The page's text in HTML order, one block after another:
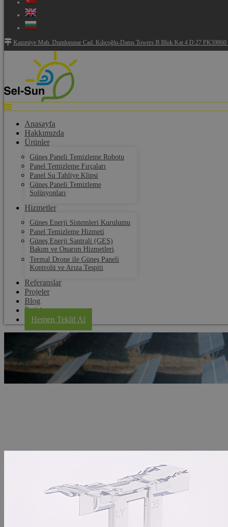
Kazımiye Mah. Dumlupınar Cad. Kılıçoğlu-Danış Towers B Blok Kat 4 D:27
Anasayfa
Hakkımızda
Ürünler
Güneş Paneli Temizleme Robotu
Panel Temizleme Fırçaları
Panel Su Tahliye Klipsi
Güneş Paneli Temizleme
Solüsyonları
Hizmetler
Güneş Enerji Sistemleri Kurulumu
Panel Temizleme Hizmeti
Güneş Enerji Santrali (GES)
Bakım ve Onarım Hizmetleri
Termal Drone ile Güneş Paneli
Kontrolü ve Arıza Tespiti
Referanslar
Projeler
Blog
İletişim
Hemen Teklif Al